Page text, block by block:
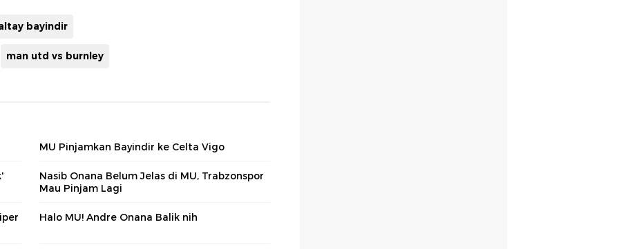
bayindir
man utd vs burnley
MU Pinjamkan Bayindir ke Celta Vigo
Nasib Onana Belum Jelas di MU, Trabzonspor
Mau Pinjam Lagi
Halo MU! Andre Onana Balik nih